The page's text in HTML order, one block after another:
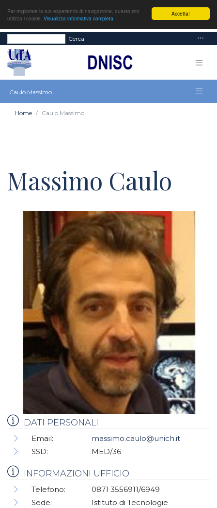
Accetta!
Per migliorare la tua esperienza di navigazione, questo sito
utilizza i cookie. Visualizza informativa completa
Cerca
Caulo Massimo
Home Caulo Massimo
Massimo Caulo
DATI PERSONALI
Email:
massimo.caulo@unich.it
SSD:
MED/36
INFORMAZIONI UFFICIO
Telefono:
0871 3556911/6949
Sede:
Istituto di Tecnologie